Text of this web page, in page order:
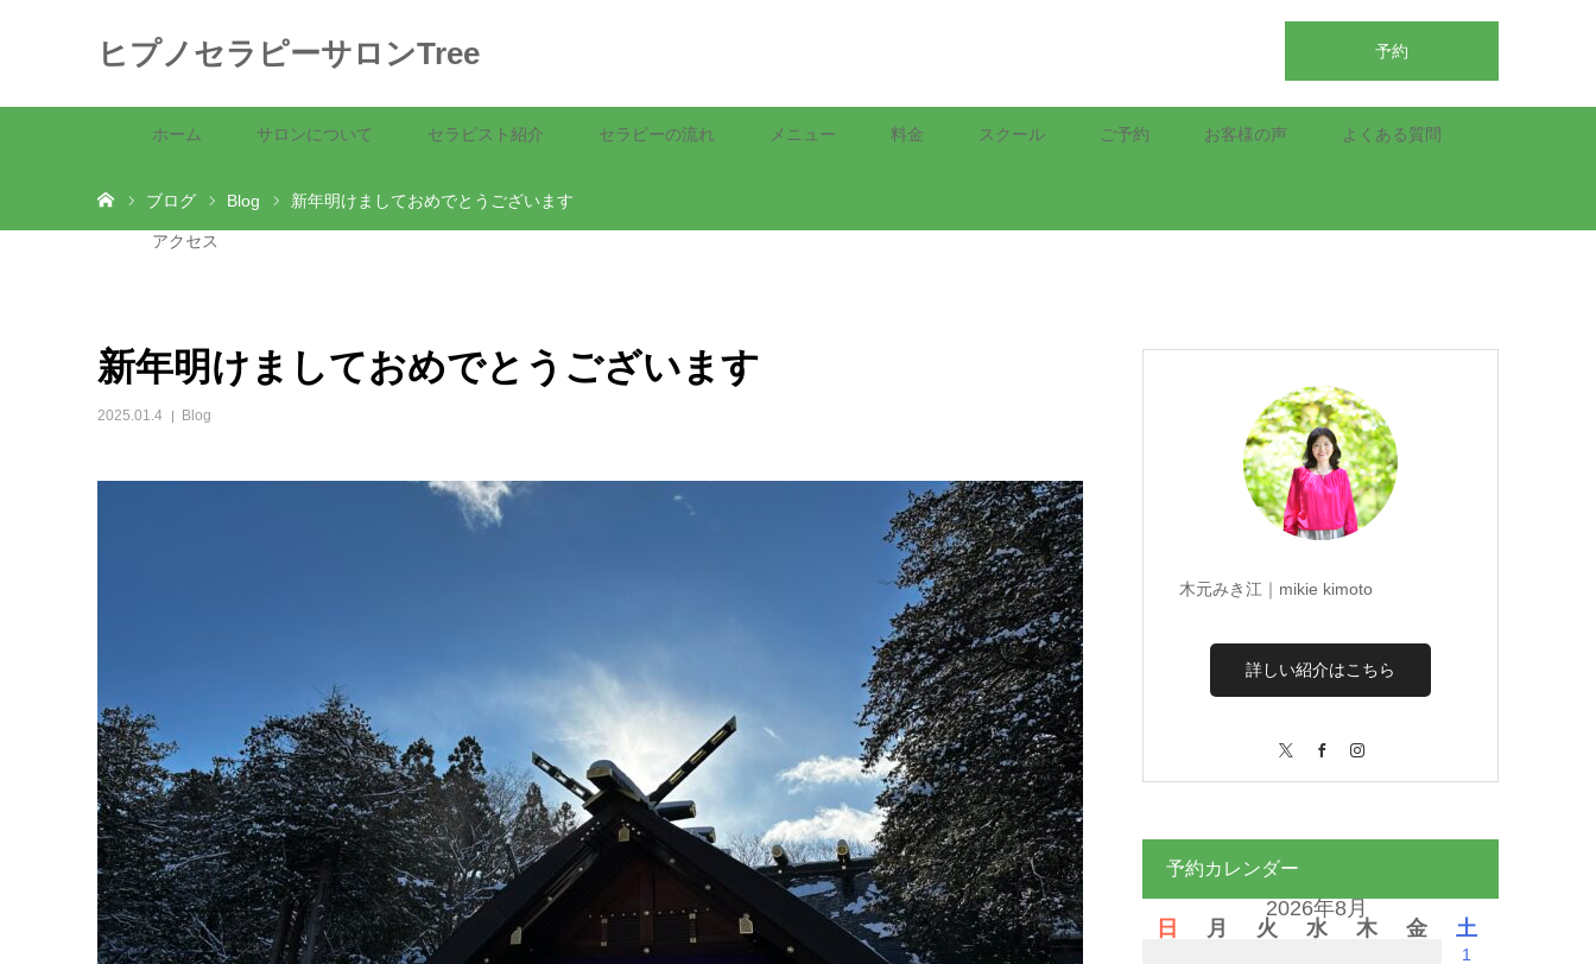
ヒプノセラピーサロンTree 予約
ホーム サロンについて セラピスト紹介 セラピーの流れ メニュー 料金 スクール ご予約 お客様の声 よくある質問
アクセス
ブログ Blog 新年明けましておめでとうございます
新年明けましておめでとうございます
2025.01.4 Blog
木元みき江｜mikie kimoto
詳しい紹介はこちら
予約カレンダー
2026年8月
日
月 火 水 木 金 土
1